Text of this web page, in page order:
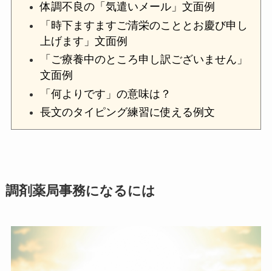
体調不良の「気遣いメール」文面例
「時下ますますご清栄のこととお慶び申し
上げます」文面例
「ご療養中のところ申し訳ございません」
文面例
「何よりです」の意味は？
長文のタイピング練習に使える例文
調剤薬局事務になるには